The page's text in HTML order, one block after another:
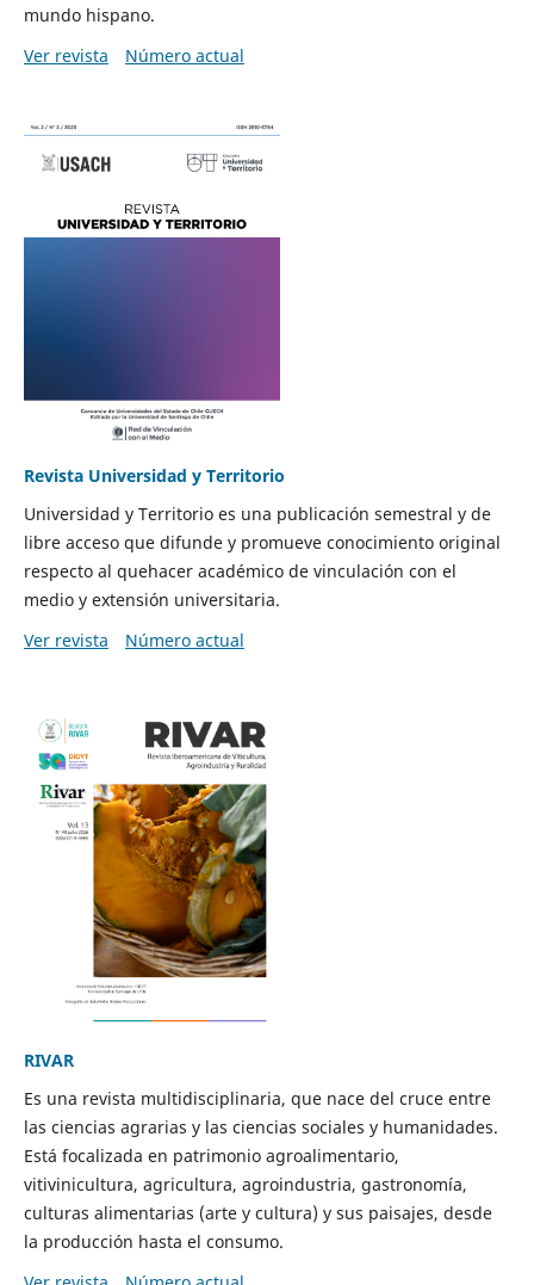
mundo hispano.
Ver revista
Número actual
Revista Universidad y Territorio
Universidad y Territorio es una publicación semestral y de
libre acceso que difunde y promueve conocimiento original
respecto al quehacer académico de vinculación con el
medio y extensión universitaria.
Ver revista
Número actual
RIVAR
Es una revista multidisciplinaria, que nace del cruce entre
las ciencias agrarias y las ciencias sociales y humanidades.
Está focalizada en patrimonio agroalimentario,
vitivinicultura, agricultura, agroindustria, gastronomía,
culturas alimentarias (arte y cultura) y sus paisajes, desde
la producción hasta el consumo.